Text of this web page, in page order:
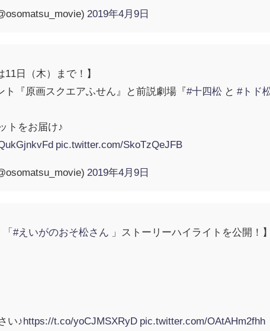
2019年4月9日
日（木）まで！】
ト『原画スクエアふせん』と前説劇場『#十四松 と#トド
トをお届け♪
pic.twitter.com/SkoTzQeJFB
2019年4月9日
「#えいがのおそ松さん 」ストーリーハイライトを公開！】
い♪https://t.co/yoCJMSXRyD pic.twitter.com/OAtAHm2fhh